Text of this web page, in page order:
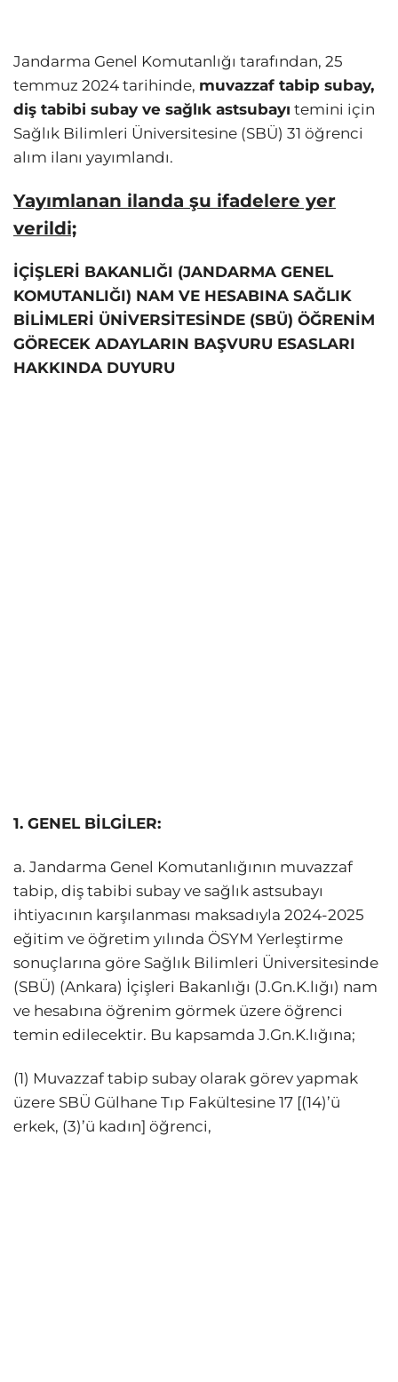
Jandarma Genel Komutanlığı tarafından, 25
temmuz 2024 tarihinde, muvazzaf tabip subay,
diş tabibi subay ve sağlık astsubayı temini için
Sağlık Bilimleri Üniversitesine (SBÜ) 31 öğrenci
alım ilanı yayımlandı.
Yayımlanan ilanda şu ifadelere yer
verildi;
İÇİŞLERİ BAKANLIĞI (JANDARMA GENEL
KOMUTANLIĞI) NAM VE HESABINA SAĞLIK
BİLİMLERİ ÜNİVERSİTESİNDE (SBÜ) ÖĞRENİM
GÖRECEK ADAYLARIN BAŞVURU ESASLARI
HAKKINDA DUYURU
1. GENEL BİLGİLER:
a. Jandarma Genel Komutanlığının muvazzaf
tabip, diş tabibi subay ve sağlık astsubayı
ihtiyacının karşılanması maksadıyla 2024-2025
eğitim ve öğretim yılında ÖSYM Yerleştirme
sonuçlarına göre Sağlık Bilimleri Üniversitesinde
(SBÜ) (Ankara) İçişleri Bakanlığı (J.Gn.K.lığı) nam
ve hesabına öğrenim görmek üzere öğrenci
temin edilecektir. Bu kapsamda J.Gn.K.lığına;
(1) Muvazzaf tabip subay olarak görev yapmak
üzere SBÜ Gülhane Tıp Fakültesine 17 [(14)’ü
erkek, (3)’ü kadın] öğrenci,